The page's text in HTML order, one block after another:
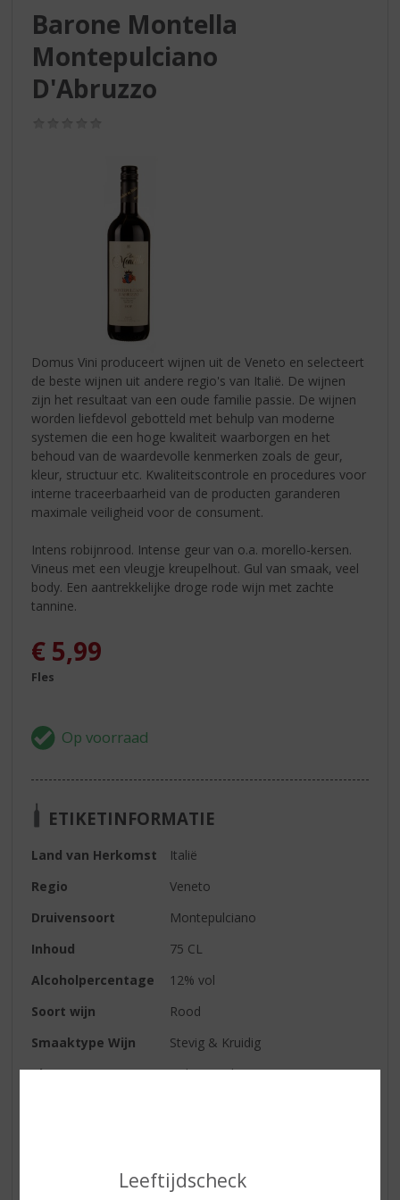
Leeftijdscheck
Barone Montella
Montepulciano
D'Abruzzo
Domus Vini produceert wijnen uit de Veneto en selecteert
de beste wijnen uit andere regio's van Italië. De wijnen
zijn het resultaat van een oude familie passie. De wijnen
worden liefdevol gebotteld met behulp van moderne
systemen die een hoge kwaliteit waarborgen en het
behoud van de waardevolle kenmerken zoals de geur,
kleur, structuur etc. Kwaliteitscontrole en procedures voor
interne traceerbaarheid van de producten garanderen
maximale veiligheid voor de consument.
Intens robijnrood. Intense geur van o.a. morello-kersen.
Vineus met een vleugje kreupelhout. Gul van smaak, veel
body. Een aantrekkelijke droge rode wijn met zachte
tannine.
€ 5,99
Fles
ETIKETINFORMATIE
Land van Herkomst
Italië
Regio
Veneto
Druivensoort
Montepulciano
Inhoud
75 CL
Alcoholpercentage
12% vol
Soort wijn
Rood
Smaaktype Wijn
Stevig & Kruidig
Kleur
Robijnrood
Gerechten: rood vlees, gebraden